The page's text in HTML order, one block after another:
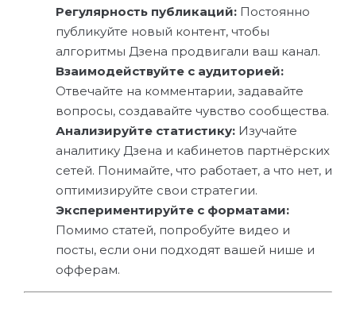
Регулярность публикаций: Постоянно
публикуйте новый контент, чтобы
алгоритмы Дзена продвигали ваш канал.
Взаимодействуйте с аудиторией:
Отвечайте на комментарии, задавайте
вопросы, создавайте чувство сообщества.
Анализируйте статистику: Изучайте
аналитику Дзена и кабинетов партнёрских
сетей. Понимайте, что работает, а что нет, и
оптимизируйте свои стратегии.
Экспериментируйте с форматами:
Помимо статей, попробуйте видео и
посты, если они подходят вашей нише и
офферам.